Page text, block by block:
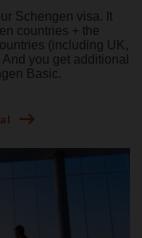
Schengen visa. It
countries + the
(including UK,
you get additional
Basic.